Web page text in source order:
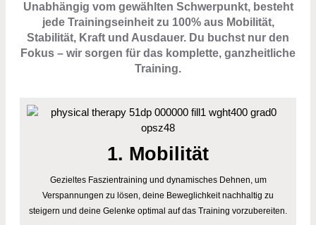
Unabhängig vom gewählten Schwerpunkt, besteht
jede Trainingseinheit zu 100% aus Mobilität,
Stabilität, Kraft und Ausdauer. Du buchst nur den
Fokus – wir sorgen für das komplette, ganzheitliche
Training.
1. Mobilität
Gezieltes Faszientraining und dynamisches Dehnen, um
Verspannungen zu lösen, deine Beweglichkeit nachhaltig zu
steigern und deine Gelenke optimal auf das Training vorzubereiten.